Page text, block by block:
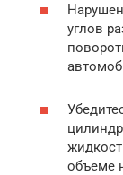
углов
объеме